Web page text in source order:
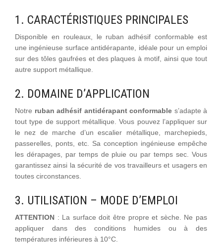
1. CARACTÉRISTIQUES PRINCIPALES
Disponible en rouleaux, le ruban adhésif conformable est
une ingénieuse surface antidérapante, idéale pour un emploi
sur des tôles gaufrées et des plaques à motif, ainsi que tout
autre support métallique.
2. DOMAINE D’APPLICATION
Notre ruban adhésif antidérapant conformable s’adapte à
tout type de support métallique. Vous pouvez l’appliquer sur
le nez de marche d’un escalier métallique, marchepieds,
passerelles, ponts, etc. Sa conception ingénieuse empêche
les dérapages, par temps de pluie ou par temps sec. Vous
garantissez ainsi la sécurité de vos travailleurs et usagers en
toutes circonstances.
3. UTILISATION – MODE D’EMPLOI
ATTENTION : La surface doit être propre et sèche. Ne pas
appliquer dans des conditions humides ou à des
températures inférieures à 10°C.